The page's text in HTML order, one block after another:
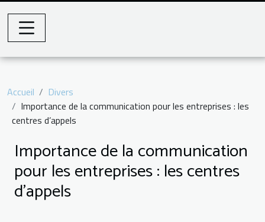
Accueil
Divers
Importance de la communication pour les entreprises : les
centres d’appels
Importance de la communication
pour les entreprises : les centres
d’appels